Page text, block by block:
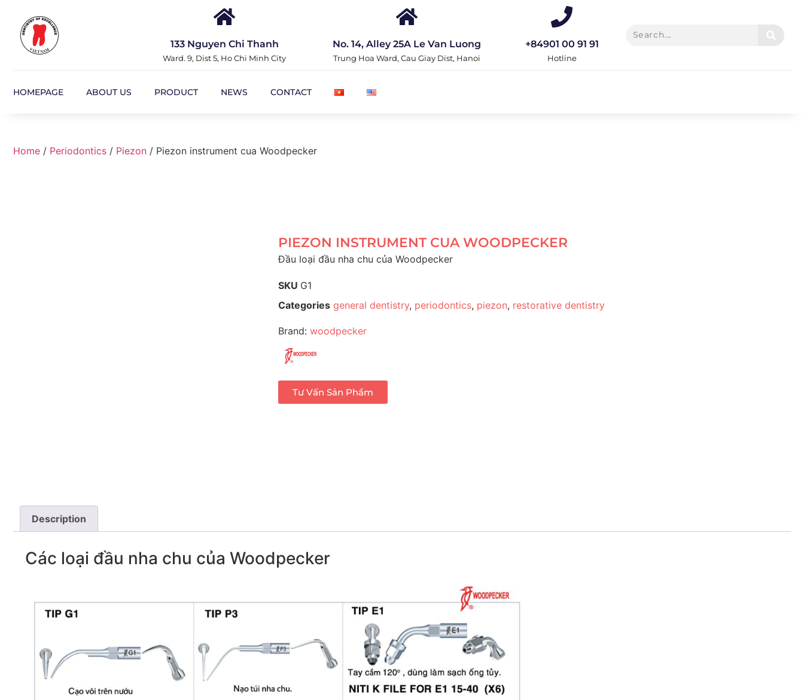
133 Nguyen Chi Thanh
Ward. 9, Dist 5, Ho Chi Minh City
No. 14, Alley 25A Le Van Luong
Trung Hoa Ward, Cau Giay Dist, Hanoi
+84901 00 91 91
Hotline
HOMEPAGE ABOUT US PRODUCT NEWS CONTACT
Home / Periodontics / Piezon / Piezon instrument cua Woodpecker
PIEZON INSTRUMENT CUA WOODPECKER
Đầu loại đầu nha chu của Woodpecker
SKU G1
Categories general dentistry, periodontics, piezon, restorative dentistry
Brand:woodpecker
Tư Vấn Sản Phẩm
Description
Các loại đầu nha chu của Woodpecker